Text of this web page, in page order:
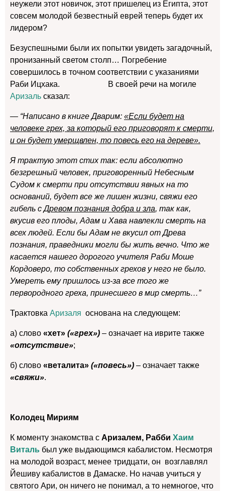
неужели этот новичок, этот пришелец из Египта, этот
совсем молодой безвестный еврей теперь будет их
лидером?
Безуспешными были их попытки увидеть загадочный,
пронизанный светом столп… Погребение
совершилось в точном соответствии с указаниями
Раби Ицхака. В своей речи на могиле
Аризаль сказал:
— “Написано в книге Дварим: «Если будет на
человеке грех, за который его приговорят к смерти,
и он будет умерщвлен, то повесь его на дереве».
Я трактую этот стих так: если абсолютно
безгрешный человек, приговоренный Небесным
Судом к смерти при отсутствии явных на то
оснований, будет все же лишен жизни, свяжи его
гибель сДревом познания добра и зла, так как,
вкусив его плоды, Адам и Хава навлекли смерть на
всех людей. Если бы Адам не вкусил от Древа
познания, праведники могли бы жить вечно. Что же
касается нашего дорогого учителя Раби Моше
Кордоверо, то собственных грехов у него не было.
Умереть ему пришлось из-за все того же
первородного греха, принесшего в мир смерть…”
Трактовка Аризаля основана на следующем:
а) слово «хет» («грех») – означает на иврите также
«отсутствие»;
б) слово «веталита» («повесь») – означает также
«свяжи».
Колодец Мириям
К моменту знакомства с Аризалем, Рабби Хаим
Виталь был уже выдающимся кабалистом. Несмотря
на молодой возраст, менее тридцати, он возглавлял
Йешиву кабалистов в Дамаске. Но начав учиться у
святого Ари, он ничего не понимал, а то немногое, что